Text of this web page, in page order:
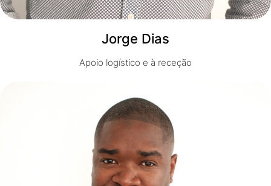
Jorge Dias
Apoio logístico e à receção